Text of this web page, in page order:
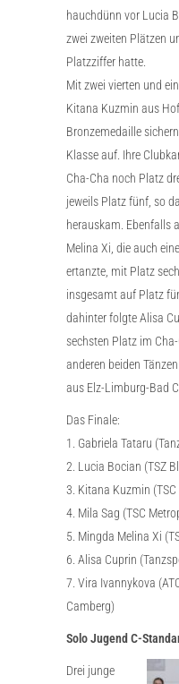
hauchdünn vor Lucia
zwei zweiten Plätzen
Platzziffer hatte.
Mit zwei vierten und
Kitana Kuzmin aus
Bronzemedaille
Klasse auf. Ihre
Cha-Cha noch Platz
jeweils Platz fünf, so
herauskam. Ebenfalls
Melina Xi, die auch
ertanzte, mit Platz
insgesamt auf Platz
dahinter folgte Alisa
sechsten Platz im
anderen beiden
aus Elz-Limburg-Bad
Das Finale:
1. Gabriela Tataru
2. Lucia Bocian (TSZ
3. Kitana Kuzmin
4. Mila Sag (TSC
5. Mingda Melina Xi
6. Alisa Cuprin
7. Vira Ivannykova
Camberg)
Solo Jugend C-
Drei junge